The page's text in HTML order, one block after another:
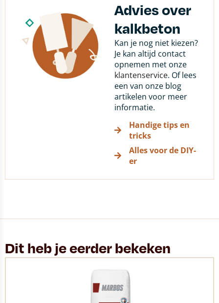
Advies over
kalkbeton
Kan je nog niet kiezen?
Je kan altijd contact
opnemen met onze
klantenservice. Of lees
een van onze blog
artikelen voor meer
informatie.
Handige tips en
tricks
Alles voor de DIY-
er
Dit heb je eerder bekeken